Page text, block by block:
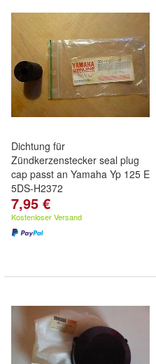
Dichtung für
Zündkerzenstecker seal plug
cap passt an Yamaha Yp 125 E
5DS-H2372
7,95 €
Kostenloser Versand